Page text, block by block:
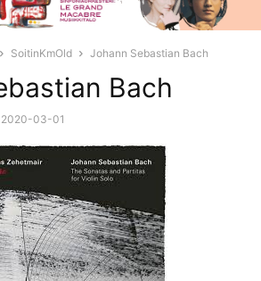
SoitinKmOld Johann Sebastian Bach
Bach
2020-03-01